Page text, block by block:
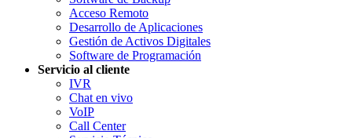
Acceso Remoto
Desarrollo de Aplicaciones
Gestión de Activos Digitales
Software de Programación
Servicio al cliente
IVR
Chat en vivo
VoIP
Call Center